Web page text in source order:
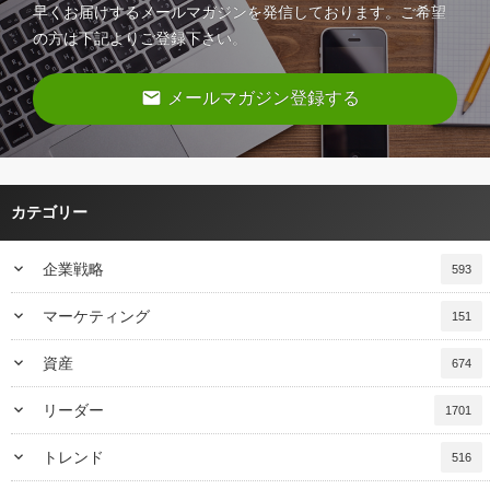
早くお届けするメールマガジンを発信しております。ご希望
の方は下記よりご登録下さい。
email メールマガジン登録する
カテゴリー
keyboard_arrow_down 企業戦略 593
keyboard_arrow_down マーケティング 151
keyboard_arrow_down 資産 674
keyboard_arrow_down リーダー 1701
keyboard_arrow_down トレンド 516